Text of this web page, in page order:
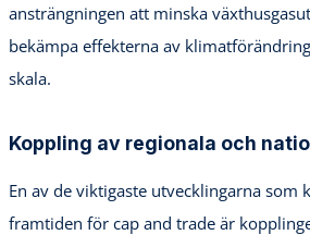
ansträngningen att minska
bekämpa effekterna av
skala.
Koppling av regionala och
En av de viktigaste utvecklingarna som
framtiden för cap and trade är